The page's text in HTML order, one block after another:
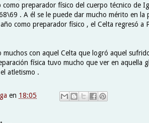
preparador físico del cuerpo técnico de
. A él se le puede dar mucho mérito en la
como preparador físico , el Celta regresó a
con aquel Celta que logró aquel
física tuvo mucho que ver en aquella
atletismo .
en 18:05